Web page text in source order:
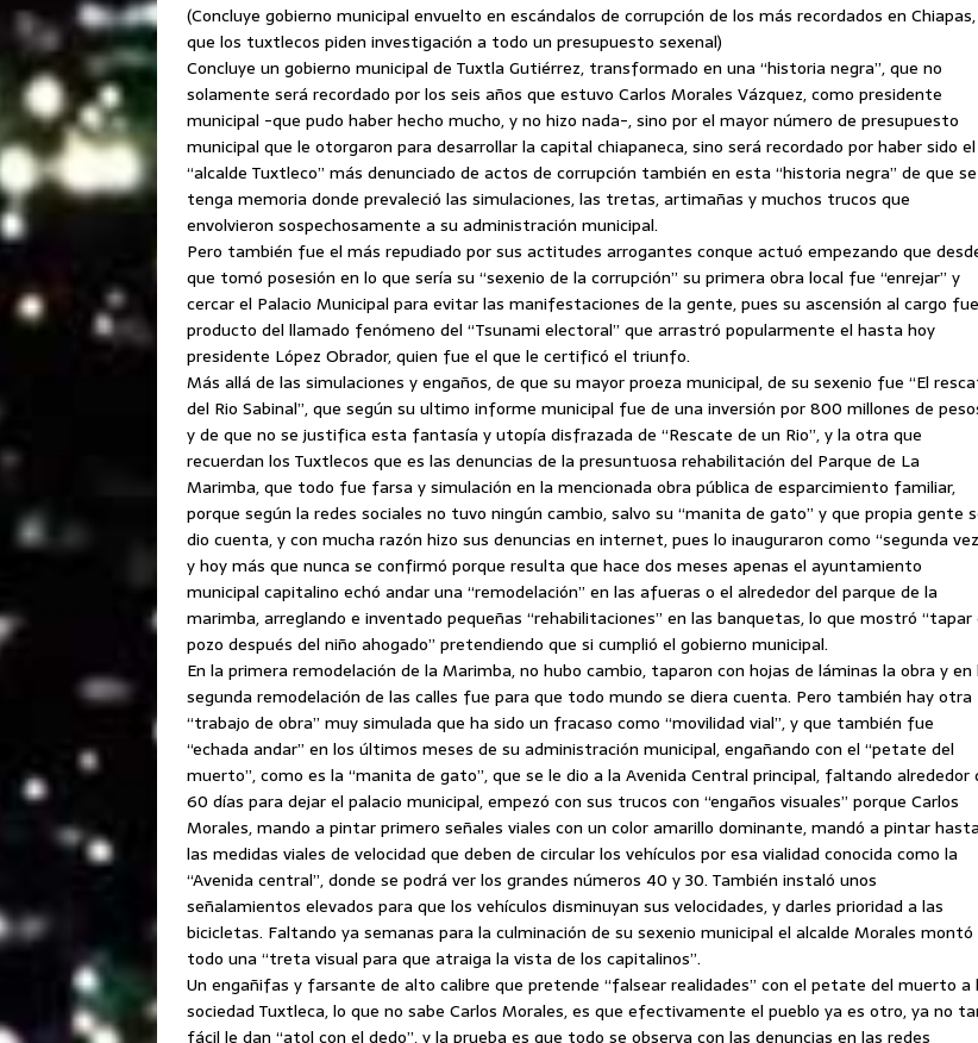
(Concluye gobierno municipal envuelto en escándalos de corrupción de los más recordados en
que los tuxtlecos piden investigación a todo un presupuesto sexenal)
Concluye un gobierno municipal de Tuxtla Gutiérrez, transformado en una “historia negra”, que no
solamente será recordado por los seis años que estuvo Carlos Morales Vázquez, como presidente
municipal -que pudo haber hecho mucho, y no hizo nada-, sino por el mayor número de presupuesto
municipal que le otorgaron para desarrollar la capital chiapaneca, sino será recordado por haber sido el
“alcalde Tuxtleco” más denunciado de actos de corrupción también en esta “historia negra” de que se
tenga memoria donde prevaleció las simulaciones, las tretas, artimañas y muchos trucos que
envolvieron sospechosamente a su administración municipal.
Pero también fue el más repudiado por sus actitudes arrogantes conque actuó empezando que
que tomó posesión en lo que sería su “sexenio de la corrupción” su primera obra local fue “enrejar” y
cercar el Palacio Municipal para evitar las manifestaciones de la gente, pues su ascensión al cargo fue
producto del llamado fenómeno del “Tsunami electoral” que arrastró popularmente el hasta hoy
presidente López Obrador, quien fue el que le certificó el triunfo.
Más allá de las simulaciones y engaños, de que su mayor proeza municipal, de su sexenio fue “El
del Rio Sabinal”, que según su ultimo informe municipal fue de una inversión por 800 millones de
y de que no se justifica esta fantasía y utopía disfrazada de “Rescate de un Rio”, y la otra que
recuerdan los Tuxtlecos que es las denuncias de la presuntuosa rehabilitación del Parque de La
Marimba, que todo fue farsa y simulación en la mencionada obra pública de esparcimiento familiar,
porque según la redes sociales no tuvo ningún cambio, salvo su “manita de gato” y que propia gente
dio cuenta, y con mucha razón hizo sus denuncias en internet, pues lo inauguraron como “segunda
y hoy más que nunca se confirmó porque resulta que hace dos meses apenas el ayuntamiento
municipal capitalino echó andar una “remodelación” en las afueras o el alrededor del parque de la
marimba, arreglando e inventado pequeñas “rehabilitaciones” en las banquetas, lo que mostró “tapar
pozo después del niño ahogado” pretendiendo que si cumplió el gobierno municipal.
En la primera remodelación de la Marimba, no hubo cambio, taparon con hojas de láminas la obra y en
segunda remodelación de las calles fue para que todo mundo se diera cuenta. Pero también hay otra
“trabajo de obra” muy simulada que ha sido un fracaso como “movilidad vial”, y que también fue
“echada andar” en los últimos meses de su administración municipal, engañando con el “petate del
muerto”, como es la “manita de gato”, que se le dio a la Avenida Central principal, faltando alrededor
60 días para dejar el palacio municipal, empezó con sus trucos con “engaños visuales” porque Carlos
Morales, mando a pintar primero señales viales con un color amarillo dominante, mandó a pintar hasta
las medidas viales de velocidad que deben de circular los vehículos por esa vialidad conocida como la
“Avenida central”, donde se podrá ver los grandes números 40 y 30. También instaló unos
señalamientos elevados para que los vehículos disminuyan sus velocidades, y darles prioridad a las
bicicletas. Faltando ya semanas para la culminación de su sexenio municipal el alcalde Morales montó
todo una “treta visual para que atraiga la vista de los capitalinos”.
Un engañifas y farsante de alto calibre que pretende “falsear realidades” con el petate del muerto a
sociedad Tuxtleca, lo que no sabe Carlos Morales, es que efectivamente el pueblo ya es otro, ya no
fácil le dan “atol con el dedo”, y la prueba es que todo se observa con las denuncias en las redes